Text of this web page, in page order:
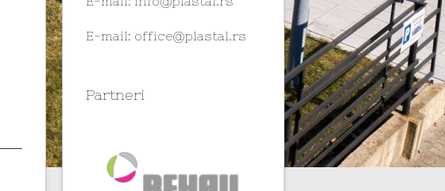
E-mail: office@plastal.rs
Partneri